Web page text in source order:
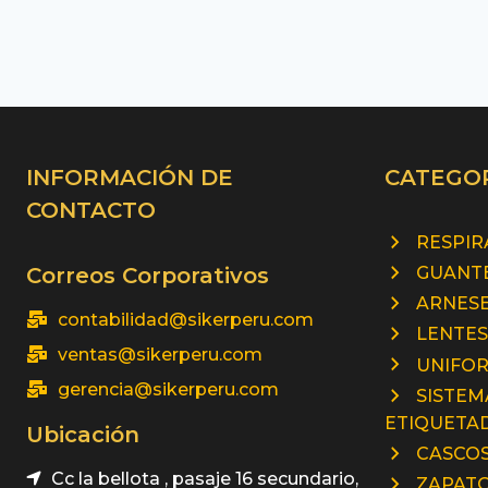
INFORMACIÓN DE
CONTACTO
Correos Corporativos
contabilidad@sikerperu.com
ventas@sikerperu.com
gerencia@sikerperu.com
Ubicación
Cc la bellota , pasaje 16 secundario,